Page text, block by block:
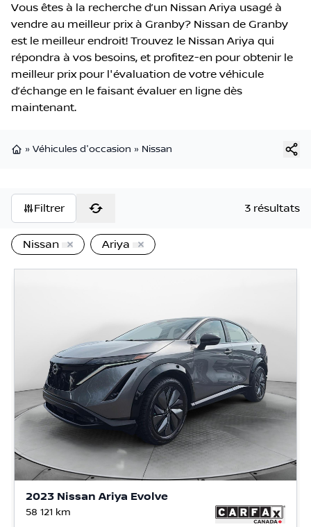
Vous êtes à la recherche d’un Nissan Ariya usagé à
vendre au meilleur prix à Granby? Nissan de Granby
est le meilleur endroit! Trouvez le Nissan Ariya qui
répondra à vos besoins, et profitez-en pour obtenir le
meilleur prix pour l'évaluation de votre véhicule
d’échange en le faisant évaluer en ligne dès
maintenant.
» Véhicules d'occasion » Nissan
Filtrer 3 résultats
Nissan Ariya
2023 Nissan Ariya Evolve
58 121 km